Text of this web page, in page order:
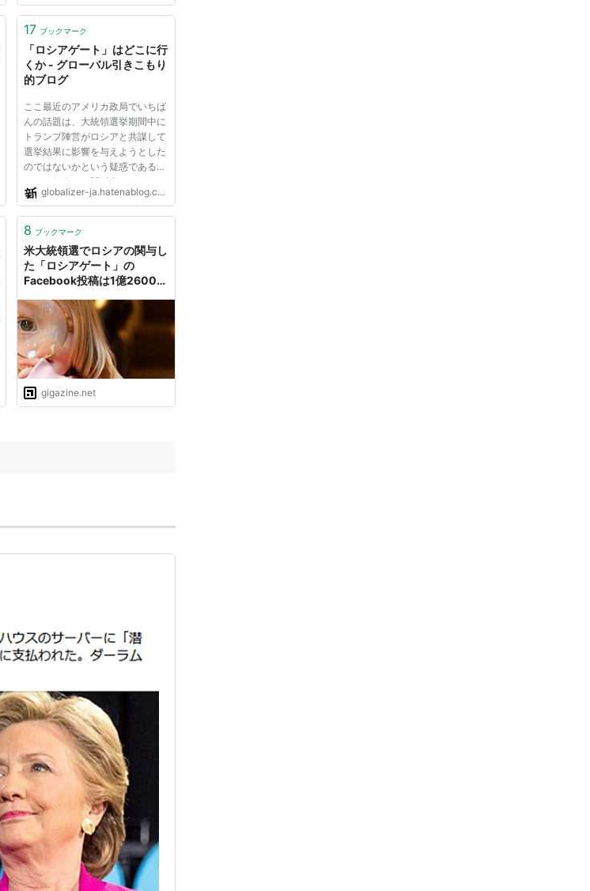
17 ブックマーク
「ロシアゲート」はどこに行
くか - グローバル引きこもり
的ブログ
ここ最近のアメリカ政局でいちば
んの話題は、大統領選挙期間中に
トランプ陣営がロシアと共謀して
選挙結果に影響を与えようとした
のではないかという疑惑である。
すでに何人かの関係者がロシアの
スパイ的な活動をしている外交官
ていて、これについて議会とFBI
globalizer-ja.hatenablog.com
8 ブックマーク
米大統領選でロシアの関与し
た「ロシアゲート」の
Facebook投稿は1億2600万
万1000件・YouTubeには
1000本以上の動画
gigazine.net